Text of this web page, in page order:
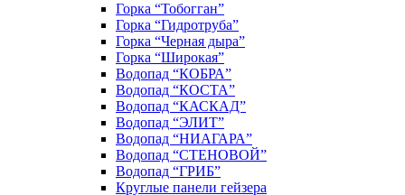
Горка “Тобогган”
Горка “Гидротруба”
Горка “Черная дыра”
Горка “Широкая”
Водопад “КОБРА”
Водопад “КОСТА”
Водопад “КАСКАД”
Водопад “ЭЛИТ”
Водопад “НИАГАРА”
Водопад “СТЕНОВОЙ”
Водопад “ГРИБ”
Круглые панели гейзера